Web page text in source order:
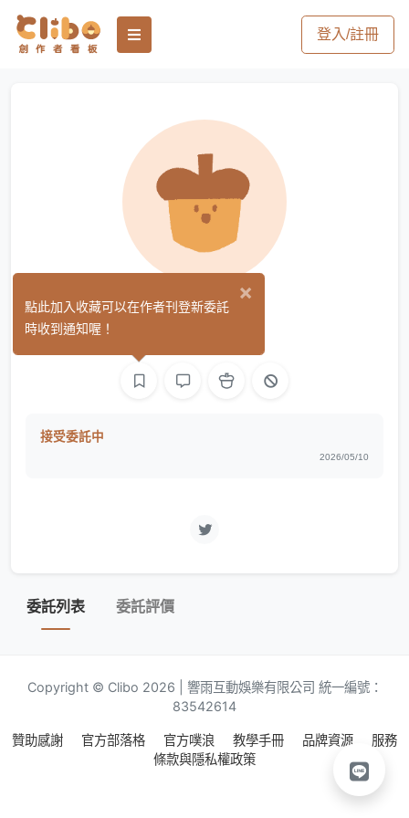
登入/註冊
A SUShi
接受委託中
2026/05/10
委託列表 委託評價
Copyright © Clibo 2026 | 響雨互動娛樂有限公司 統一編號：
83542614
贊助感謝 官方部落格 官方噗浪 教學手冊 品牌資源
服務
條款與隱私權政策
×
點此加入收藏可以在作者刊登新委託
時收到通知喔！